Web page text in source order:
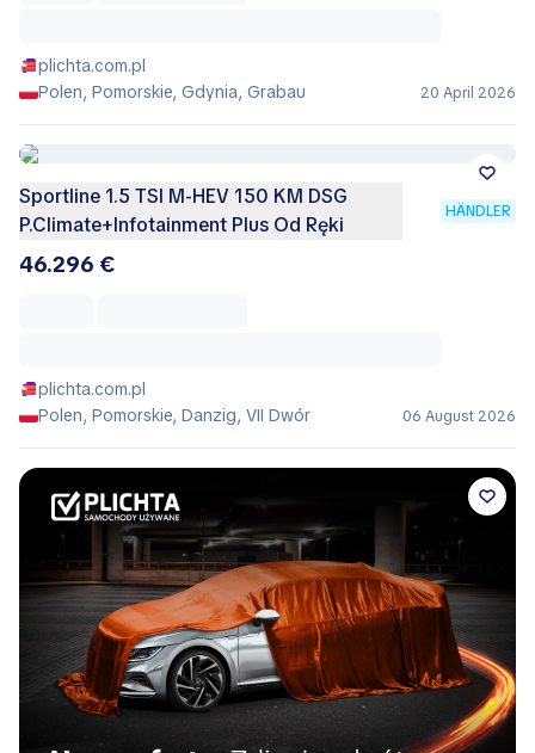
plichta.com.pl
Polen, Pomorskie, Gdynia, Grabau
20 April 2026
Sportline 1.5 TSI M-HEV 150 KM DSG
P.Climate+Infotainment Plus Od Ręki
HÄNDLER
46.296 €
plichta.com.pl
Polen, Pomorskie, Danzig, VII Dwór
06 August 2026